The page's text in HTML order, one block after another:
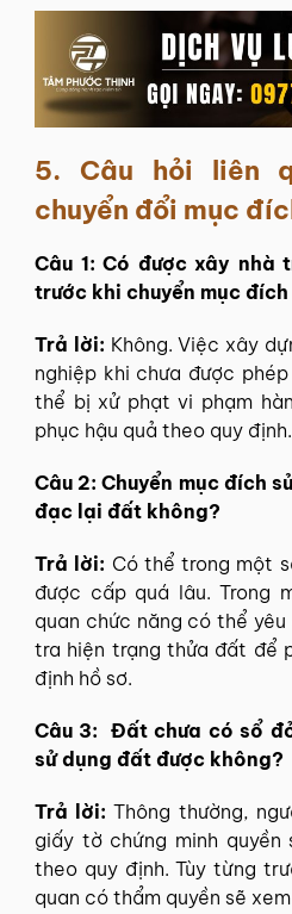
5. Câu hỏi liên
chuyển đổi mục
Câu 1: Có được xây nhà
trước khi chuyển mục
Trả lời: Không. Việc xây
nghiệp khi chưa được
thể bị xử phạt vi phạm
phục hậu quả theo quy định.
Câu 2: Chuyển mục đích
đạc lại đất không?
Trả lời: Có thể trong một
được cấp quá lâu. Trong
quan chức năng có thể
tra hiện trạng thửa đất để
định hồ sơ.
Câu 3: Đất chưa có sổ
sử dụng đất được không?
Trả lời:Thông thường,
giấy tờ chứng minh
theo quy định. Tùy từng
quan có thẩm quyền sẽ